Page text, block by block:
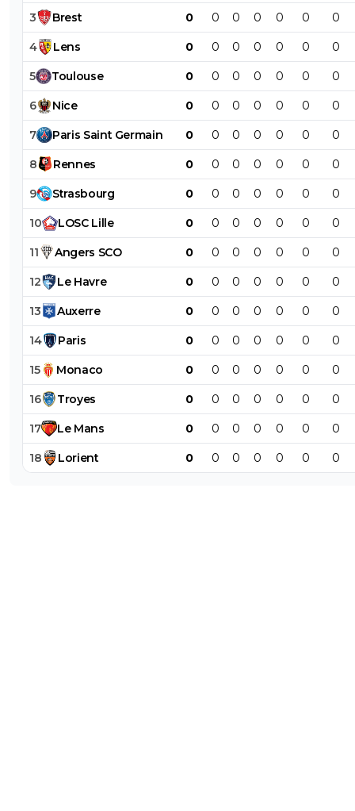
3 Brest 0 0 0 0 0 0 0
4 Lens 0 0 0 0 0 0 0
5 Toulouse 0 0 0 0 0 0 0
6 Nice 0 0 0 0 0 0 0
7 Paris Saint Germain 0 0 0 0 0 0 0
8 Rennes 0 0 0 0 0 0 0
9 Strasbourg 0 0 0 0 0 0 0
10 LOSC Lille 0 0 0 0 0 0 0
11 Angers SCO 0 0 0 0 0 0 0
12 Le Havre 0 0 0 0 0 0 0
13 Auxerre 0 0 0 0 0 0 0
14 Paris 0 0 0 0 0 0 0
15 Monaco 0 0 0 0 0 0 0
16 Troyes 0 0 0 0 0 0 0
17 Le Mans 0 0 0 0 0 0 0
18 Lorient 0 0 0 0 0 0 0